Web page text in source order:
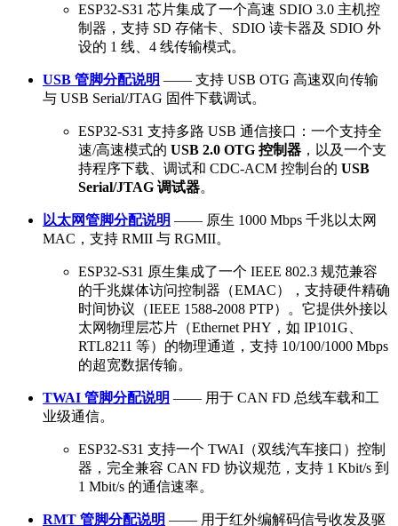
ESP32-S31 芯片集成了一个高速 SDIO 3.0 主机控
制器，支持 SD 存储卡、SDIO 读卡器及 SDIO 外
设的 1 线、4 线传输模式。
USB 管脚分配说明 —— 支持 USB OTG 高速双向传输
与 USB Serial/JTAG 固件下载调试。
ESP32-S31 支持多路 USB 通信接口：一个支持全
速/高速模式的 USB 2.0 OTG 控制器 ，以及一个支
持程序下载、调试和 CDC-ACM 控制台的 USB
Serial/JTAG 调试器。
以太网管脚分配说明 —— 原生 1000 Mbps 千兆以太网
MAC，支持 RMII 与 RGMII。
ESP32-S31 原生集成了一个 IEEE 802.3 规范兼容
的千兆媒体访问控制器（EMAC），支持硬件精确
时间协议（IEEE 1588-2008 PTP）。它提供外接以
太网物理层芯片（Ethernet PHY，如 IP101G、
RTL8211 等）的物理通道，支持 10/100/1000 Mbps
的超宽数据传输。
TWAI 管脚分配说明 —— 用于 CAN FD 总线车载和工
业级通信。
ESP32-S31 支持一个 TWAI（双线汽车接口）控制
器，完全兼容 CAN FD 协议规范，支持 1 Kbit/s 到
1 Mbit/s 的通信速率。
RMT 管脚分配说明 —— 用于红外编解码信号收发及驱